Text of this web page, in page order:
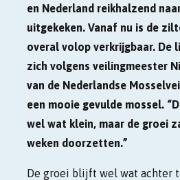
en Nederland reikhalzend
uitgekeken. Vanaf nu is de
overal volop verkrijgbaar. De
zich volgens veilingmeester
van de Nederlandse
een mooie gevulde mossel.
wel wat klein, maar de groei
weken doorzetten.”
De groei blijft wel wat achter